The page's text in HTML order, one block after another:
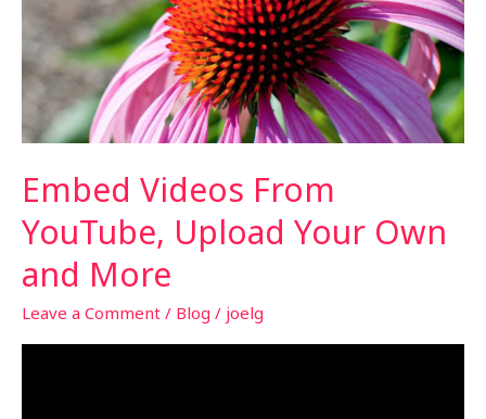
Embed Videos From
YouTube, Upload Your Own
and More
Leave a Comment / Blog / joelg